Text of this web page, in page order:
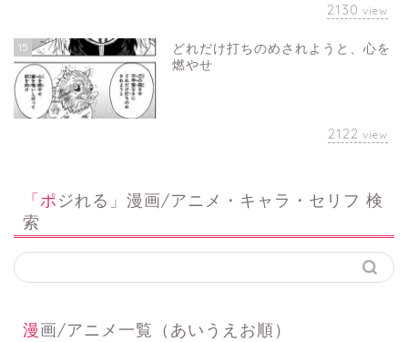
2130 view
15
どれだけ打ちのめされようと、心を
燃やせ
2122 view
「ポジれる」漫画/アニメ・キャラ・セリフ 検
索
漫画/アニメ一覧（あいうえお順）